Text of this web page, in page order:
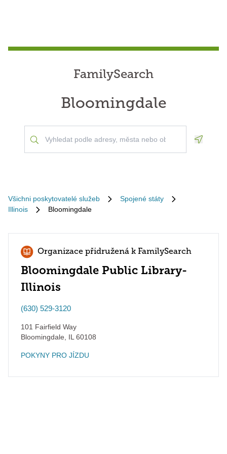
FamilySearch
Bloomingdale
Všichni poskytovatelé služeb
Spojené státy
Illinois
Bloomingdale
Organizace přidružená k FamilySearch
Bloomingdale Public Library-
Illinois
(630) 529-3120
101 Fairfield Way
Bloomingdale
IL 60108
POKYNY PRO JÍZDU